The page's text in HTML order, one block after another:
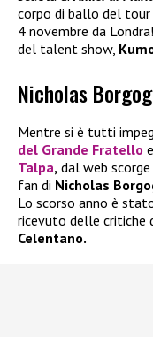
corpo di ballo del tour
4 novembre da
del talent show,
Nicholas
Mentre si è tutti
del Grande Fratello
Talpa, dal web
fan di Nicholas
Lo scorso anno è
ricevuto delle critiche
Celentano.